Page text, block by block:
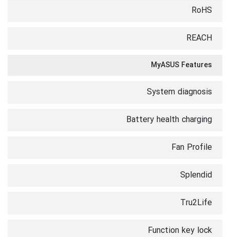
RoHS
REACH
MyASUS Features
System diagnosis
Battery health charging
Fan Profile
Splendid
Tru2Life
Function key lock